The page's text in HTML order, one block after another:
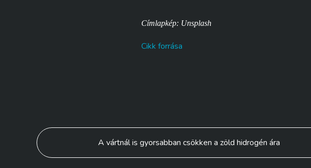
Címlapkép: Unsplash
Cikk forrása
Bejegyzés
navigáció
A vártnál is gyorsabban csökken a zöld hidrogén ára